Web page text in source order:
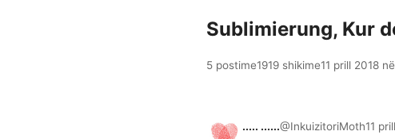
Sublimierung, Kur
5 postime1919 shikime11 prill 2018
..... ......@InkuizitoriMoth11